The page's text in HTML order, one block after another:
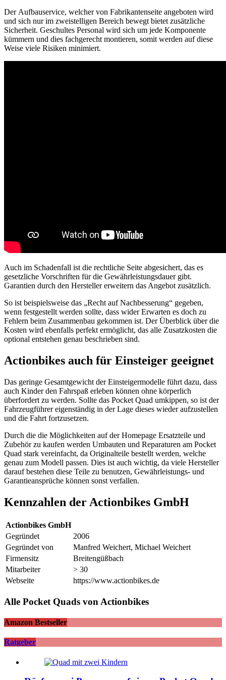
Der Aufbauservice, welcher von Fabrikantenseite angeboten wird
und sich nur im zweistelligen Bereich bewegt bietet zusätzliche
Sicherheit. Geschultes Personal wird sich um jede Komponente
kümmern und dies fachgerecht montieren, somit werden auf diese
Weise viele Risiken minimiert.
Auch im Schadenfall ist die rechtliche Seite abgesichert, das es
gesetzliche Vorschriften für die Gewährleistungsdauer gibt.
Garantien durch den Hersteller erweitern das Angebot zusätzlich.
So ist beispielsweise das „Recht auf Nachbesserung“ gegeben,
wenn festgestellt werden sollte, dass wider Erwarten es doch zu
Fehlern beim Zusammenbau gekommen ist. Der Überblick über die
Kosten wird ebenfalls perfekt ermöglicht, das alle Zusatzkosten die
optional entstehen genau beschrieben sind.
Actionbikes auch für Einsteiger geeignet
Das geringe Gesamtgewicht der Einsteigermodelle führt dazu, dass
auch Kinder den Fahrspaß erleben können ohne körperlich
überfordert zu werden. Sollte das Pocket Quad umkippen, so ist der
Fahrzeugführer eigenständig in der Lage dieses wieder aufzustellen
und die Fahrt fortzusetzen.
Durch die die Möglichkeiten auf der Homepage Ersatzteile und
Zubehör zu kaufen werden Umbauten und Reparaturen am Pocket
Quad stark vereinfacht, da Originalteile bestellt werden, welche
genau zum Modell passen. Dies ist auch wichtig, da viele Hersteller
darauf bestehen diese Teile zu benutzen, Gewährleistungs- und
Garantieansprüche können sonst verfallen.
Kennzahlen der Actionbikes GmbH
Actionbikes GmbH
Gegründet
2006
Gegründet von
Manfred Weichert, Michael Weichert
Firmensitz
Breitengüßbach
Mitarbeiter
> 30
Webseite
https://www.actionbikes.de
Alle Pocket Quads von Actionbikes
Amazon Bestseller
Ratgeber